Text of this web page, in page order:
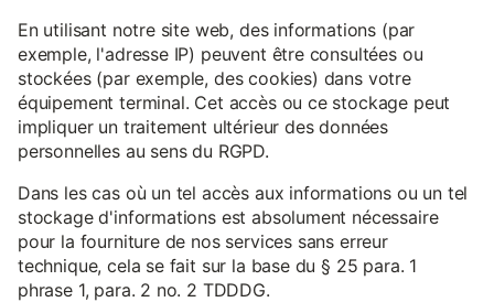
En utilisant notre site web, des informations (par
exemple, l'adresse IP) peuvent être consultées ou
stockées (par exemple, des cookies) dans votre
équipement terminal. Cet accès ou ce stockage peut
impliquer un traitement ultérieur des données
personnelles au sens du RGPD.
Dans les cas où un tel accès aux informations ou un tel
stockage d'informations est absolument nécessaire
pour la fourniture de nos services sans erreur
technique, cela se fait sur la base du § 25 para. 1
phrase 1, para. 2 no. 2 TDDDG.